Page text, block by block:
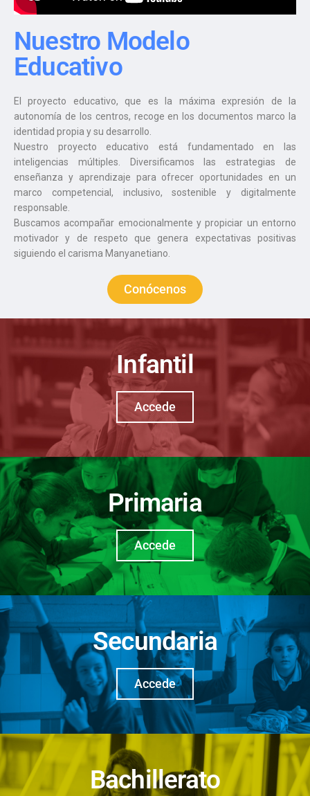
Nuestro Modelo
Educativo
El proyecto educativo, que es la máxima expresión de la
autonomía de los centros, recoge en los documentos marco la
identidad propia y su desarrollo.
Nuestro proyecto educativo está fundamentado en las
inteligencias múltiples. Diversificamos las estrategias de
enseñanza y aprendizaje para ofrecer oportunidades en un
marco competencial, inclusivo, sostenible y digitalmente
responsable.
Buscamos acompañar emocionalmente y propiciar un entorno
motivador y de respeto que genera expectativas positivas
siguiendo el carisma Manyanetiano.
Conócenos
Infantil
Accede
Primaria
Accede
Secundaria
Accede
Bachillerato